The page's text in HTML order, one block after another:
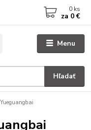
Menu
Hľadať
0 ks
za 0 €